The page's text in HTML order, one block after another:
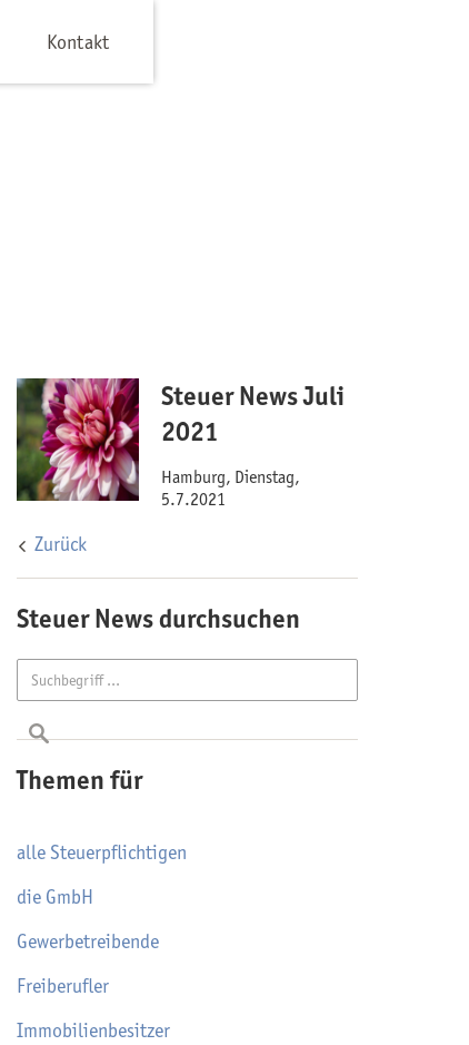
Kontakt
Steuer News Juli
2021
Hamburg, Dienstag,
5.7.2021
Zurück
Steuer News durchsuchen
Themen für
alle Steuerpflichtigen
die GmbH
Gewerbetreibende
Freiberufler
Immobilienbesitzer